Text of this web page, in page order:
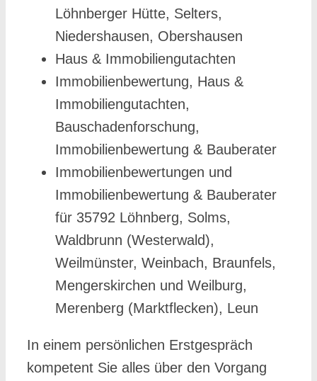
Löhnberger Hütte, Selters,
Niedershausen, Obershausen
Haus & Immobiliengutachten
Immobilienbewertung, Haus &
Immobiliengutachten,
Bauschadenforschung,
Immobilienbewertung & Bauberater
Immobilienbewertungen und
Immobilienbewertung & Bauberater
für 35792 Löhnberg, Solms,
Waldbrunn (Westerwald),
Weilmünster, Weinbach, Braunfels,
Mengerskirchen und Weilburg,
Merenberg (Marktflecken), Leun
In einem persönlichen Erstgespräch
kompetent Sie alles über den Vorgang